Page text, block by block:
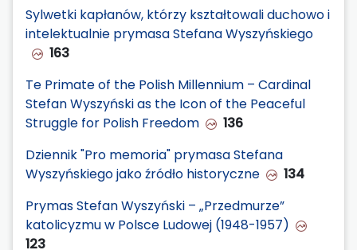
Sylwetki kapłanów, którzy kształtowali duchowo i
intelektualnie prymasa Stefana Wyszyńskiego
163
Te Primate of the Polish Millennium – Cardinal
Stefan Wyszyński as the Icon of the Peaceful
Struggle for Polish Freedom
136
Dziennik "Pro memoria" prymasa Stefana
Wyszyńskiego jako źródło historyczne
134
Prymas Stefan Wyszyński – „Przedmurze”
katolicyzmu w Polsce Ludowej (1948-1957)
123